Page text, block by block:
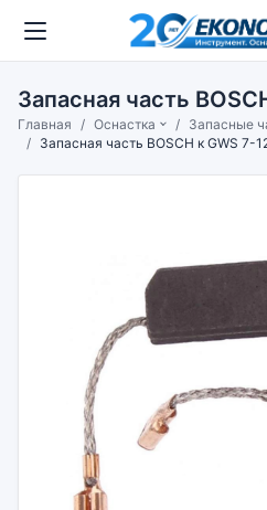
Запасная часть
Главная Оснастка
Запасные
Запасная часть BOSCH к GWS 7-